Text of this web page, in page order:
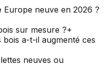
neuve en 2026 ?
sur mesure ?+
a-t-il augmenté ces
neuves ou